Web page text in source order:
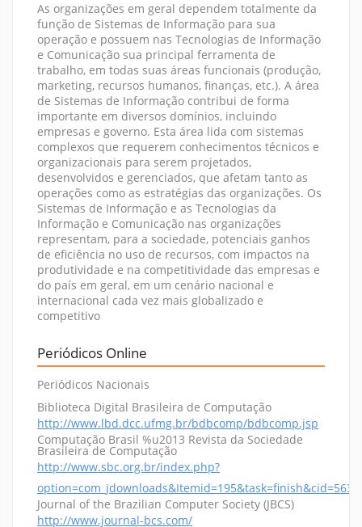
As organizações em geral dependem totalmente da
função de Sistemas de Informação para sua
operação e possuem nas Tecnologias de Informação
e Comunicação sua principal ferramenta de
trabalho, em todas suas áreas funcionais (produção,
marketing, recursos humanos, finanças, etc.). A área
de Sistemas de Informação contribui de forma
importante em diversos domínios, incluindo
empresas e governo. Esta área lida com sistemas
complexos que requerem conhecimentos técnicos e
organizacionais para serem projetados,
desenvolvidos e gerenciados, que afetam tanto as
operações como as estratégias das organizações. Os
Sistemas de Informação e as Tecnologias da
Informação e Comunicação nas organizações
representam, para a sociedade, potenciais ganhos
de eficiência no uso de recursos, com impactos na
produtividade e na competitividade das empresas e
do país em geral, em um cenário nacional e
internacional cada vez mais globalizado e
competitivo
Periódicos Online
Periódicos Nacionais
Biblioteca Digital Brasileira de Computação
http://www.lbd.dcc.ufmg.br/bdbcomp/bdbcomp.jsp
Computação Brasil %u2013 Revista da Sociedade
Brasileira de Computação
http://www.sbc.org.br/index.php?
Journal of the Brazilian Computer Society (JBCS)
http://www.journal-bcs.com/